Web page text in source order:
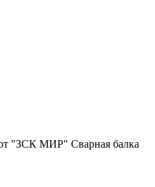
от "ЗСК МИР" Сварная балка